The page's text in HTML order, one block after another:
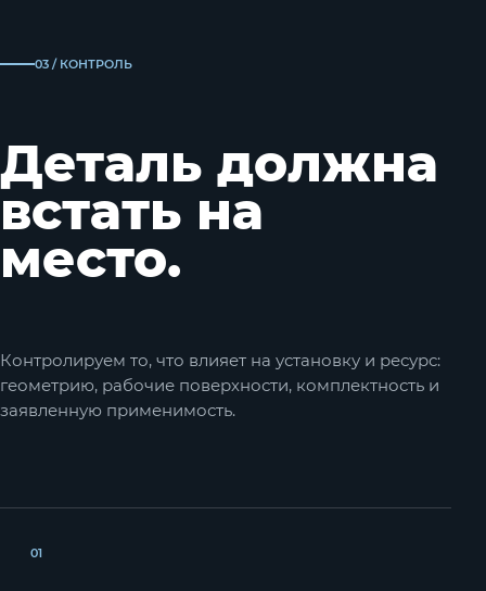
03 / КОНТРОЛЬ
Деталь должна
встать на
место.
Контролируем то, что влияет на установку и ресурс:
геометрию, рабочие поверхности, комплектность и
заявленную применимость.
01